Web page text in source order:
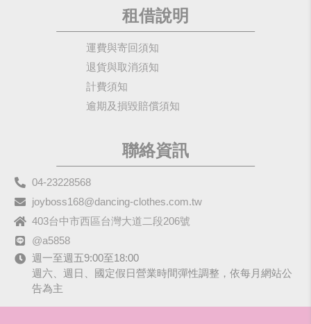
租借說明
運費與寄回須知
退貨與取消須知
計費須知
逾期及損毀賠償須知
聯絡資訊
04-23228568
joyboss168@dancing-clothes.com.tw
403台中市西區台灣大道二段206號
@a5858
週一至週五9:00至18:00
週六、週日、國定假日營業時間彈性調整，依每月網站公
告為主